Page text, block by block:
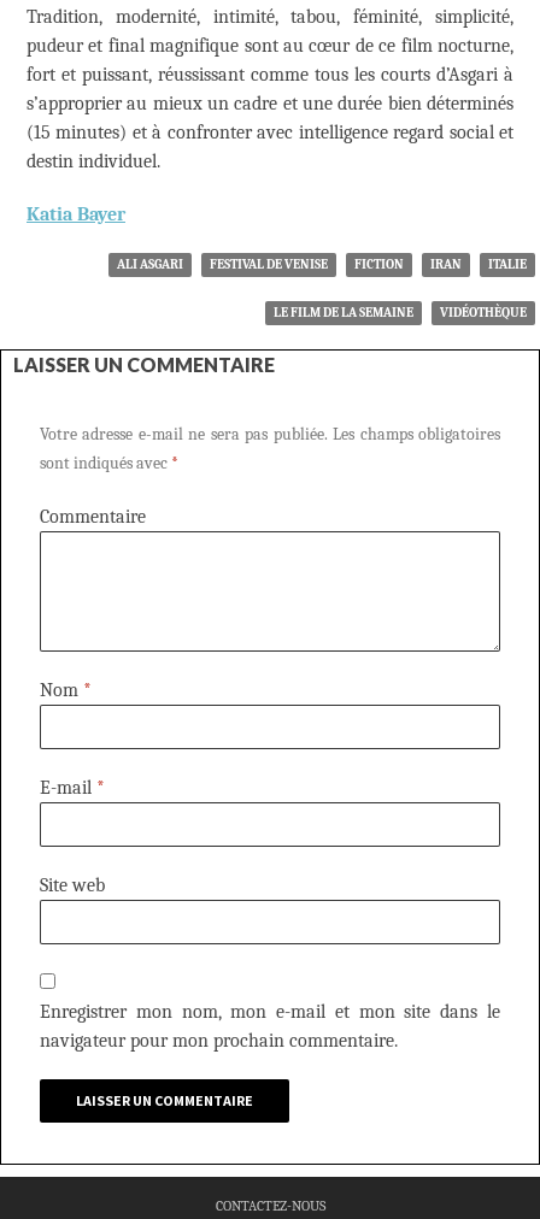
Tradition, modernité, intimité, tabou, féminité, simplicité,
pudeur et final magnifique sont au cœur de ce film nocturne,
fort et puissant, réussissant comme tous les courts d’Asgari à
s’approprier au mieux un cadre et une durée bien déterminés
(15 minutes) et à confronter avec intelligence regard social et
destin individuel.
Katia Bayer
ALI ASGARI FESTIVAL DE VENISE FICTION IRAN ITALIE
LE FILM DE LA SEMAINE VIDÉOTHÈQUE
LAISSER UN COMMENTAIRE
Votre adresse e-mail ne sera pas publiée. Les champs obligatoires
sont indiqués avec *
Commentaire
Nom *
E-mail *
Site web
Enregistrer mon nom, mon e-mail et mon site dans le
navigateur pour mon prochain commentaire.
CONTACTEZ-NOUS